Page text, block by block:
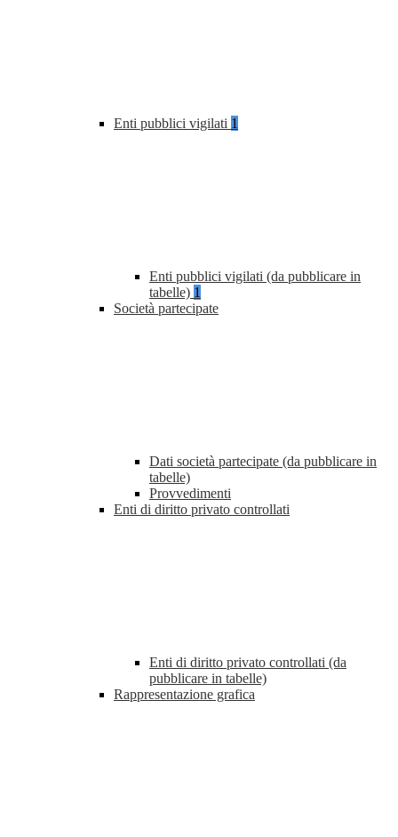
Enti pubblici vigilati 1
Enti pubblici vigilati (da pubblicare in
tabelle) 1
Società partecipate
Dati società partecipate (da pubblicare in
tabelle)
Provvedimenti
Enti di diritto privato controllati
Enti di diritto privato controllati (da
pubblicare in tabelle)
Rappresentazione grafica